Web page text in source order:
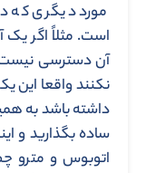
مورد دیگری که
است. مثلاً اگر
آن دسترسی
نکنند واقعا
داشته باشد به
ساده بگذارید و
اتوبوس و مترو